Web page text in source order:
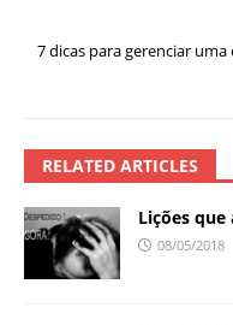
7 dicas para gerenciar
RELATED ARTICLES
Lições
08/05/2018